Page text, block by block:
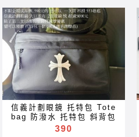
glasögon Gelas चश्मा めが
ね 안경 Okulary specula
ImeMyself Eyewear
casual wear clothes and
accessories
片 glasses 可配 近視 老花
多焦點 鏡片 近视 眼镜 抗藍
光 濾藍光 變色鏡片 抗蓝光
滤蓝光 全視線 變色鏡片 全视
线 变色镜片 optical frames
spectacles glasses Rx
prescription for near far
sighted reading glass
blue block lenses blue
light block filter
eyeglasses Акуляры
Kacamata Gafas Des
lunettes نظارات очки
Brýle Mga Salamin
信義計劃眼鏡 托特包 Tote
bag 防潑水 托特包 斜背包
護照包 可放 錢包 雨傘 太陽
390